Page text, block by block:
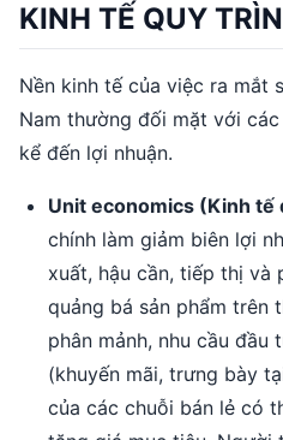
KINH TẾ QUY
Nền kinh tế của việc ra mắt
Nam thường đối mặt với
kể đến lợi nhuận.
Unit economics (Kinh tế
chính làm giảm biên lợi
xuất, hậu cần, tiếp thị và
quảng bá sản phẩm trên
phân mảnh, nhu cầu
(khuyến mãi, trưng bày
của các chuỗi bán lẻ có